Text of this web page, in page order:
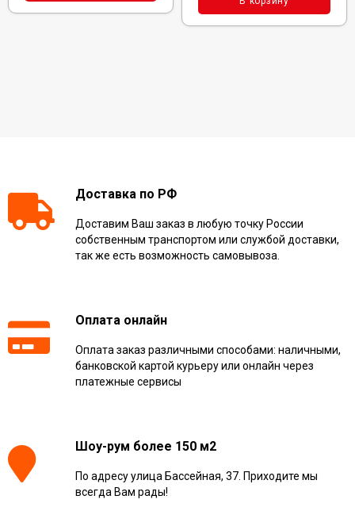
Доставка по РФ
Доставим Ваш заказ в любую точку России
собственным транспортом или службой доставки,
так же есть возможность самовывоза.
Оплата онлайн
Оплата заказ различными способами: наличными,
банковской картой курьеру или онлайн через
платежные сервисы
Шоу-рум более 150 м2
По адресу улица Бассейная, 37. Приходите мы
всегда Вам рады!